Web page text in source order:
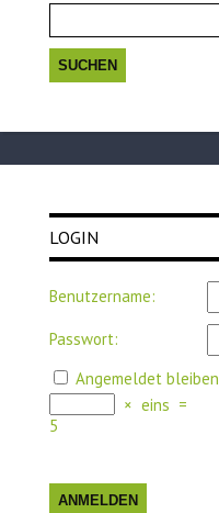
LOGIN
Benutzername:
Passwort:
Angemeldet bleiben
× eins =
5
ANMELDEN